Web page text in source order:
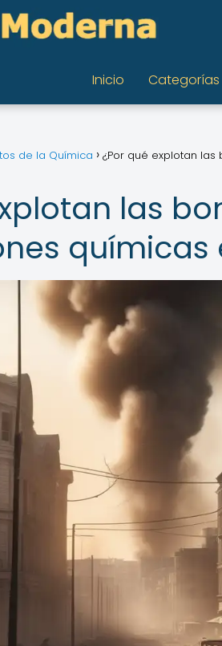
Inicio Categorías
de la Química
¿Por qué explotan
las
químicas